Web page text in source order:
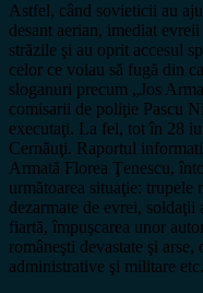
Astfel, când sovieticii au
desant aerian, imediat
străzile şi au oprit accesul
celor ce voiau să fugă din
sloganuri precum „Jos
comisarii de poliţie Pascu
executaţi. La fel, tot în 28
Cernăuţi. Raportul
Armată Florea Ţenescu,
următoarea situaţie: trupele
dezarmate de evrei,
fiartă, împuşcarea unor
româneşti devastate şi
administrative şi militare etc.